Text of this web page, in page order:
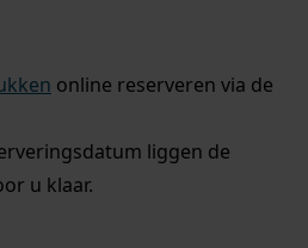
online reserveren via de
liggen de
u klaar.